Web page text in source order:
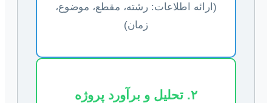
(ارائه اطلاعات: رشته، مقطع، موضوع،
زمان)
۲. تحلیل و برآورد پروژه